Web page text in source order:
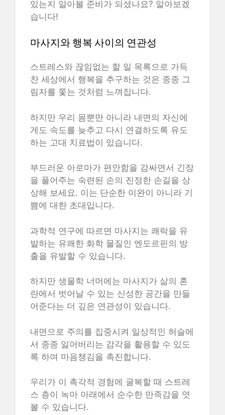
있는지 알아볼 준비가 되셨나요? 알아보겠
습니다!
마사지와 행복 사이의 연관성
스트레스와 끊임없는 할 일 목록으로 가득
찬 세상에서 행복을 추구하는 것은 종종 그
림자를 쫓는 것처럼 느껴집니다.
하지만 우리 몸뿐만 아니라 내면의 자신에
게도 속도를 늦추고 다시 연결하도록 유도
하는 고대 치료법이 있습니다.
부드러운 아로마가 편안함을 감싸면서 긴장
을 풀어주는 숙련된 손의 진정한 손길을 상
상해 보세요. 이는 단순한 이완이 아니라 기
쁨에 대한 초대입니다.
과학적 연구에 따르면 마사지는 쾌락을 유
발하는 유쾌한 화학 물질인 엔도르핀의 방
출을 유발할 수 있습니다.
하지만 생물학 너머에는 마사지가 삶의 혼
란에서 벗어날 수 있는 신성한 공간을 만들
어준다는 더 깊은 연관성이 있습니다.
내면으로 주의를 집중시켜 일상적인 허슬에
서 종종 잃어버리는 감각을 활용할 수 있도
록 하여 마음챙김을 촉진합니다.
우리가 이 촉각적 경험에 굴복할 때 스트레
스 층이 녹아 아래에서 순수한 만족감을 엿
볼 수 있습니다.